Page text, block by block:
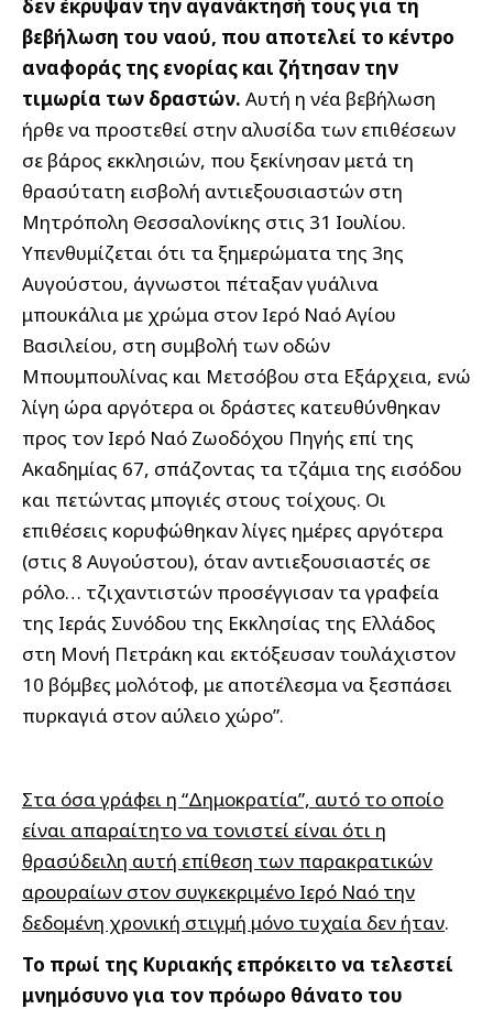
δεν έκρυψαν την αγανάκτησή τους για τη
βεβήλωση του ναού, που αποτελεί το κέντρο
αναφοράς της ενορίας και ζήτησαν την
τιμωρία των δραστών. Αυτή η νέα βεβήλωση
ήρθε να προστεθεί στην αλυσίδα των επιθέσεων
σε βάρος εκκλησιών, που ξεκίνησαν μετά τη
θρασύτατη εισβολή αντιεξουσιαστών στη
Μητρόπολη Θεσσαλονίκης στις 31 Ιουλίου.
Υπενθυμίζεται ότι τα ξημερώματα της 3ης
Αυγούστου, άγνωστοι πέταξαν γυάλινα
μπουκάλια με χρώμα στον Ιερό Ναό Αγίου
Βασιλείου, στη συμβολή των οδών
Μπουμπουλίνας και Μετσόβου στα Εξάρχεια, ενώ
λίγη ώρα αργότερα οι δράστες κατευθύνθηκαν
προς τον Ιερό Ναό Ζωοδόχου Πηγής επί της
Ακαδημίας 67, σπάζοντας τα τζάμια της εισόδου
και πετώντας μπογιές στους τοίχους. Οι
επιθέσεις κορυφώθηκαν λίγες ημέρες αργότερα
(στις 8 Αυγούστου), όταν αντιεξουσιαστές σε
ρόλο… τζιχαντιστών προσέγγισαν τα γραφεία
της Ιεράς Συνόδου της Εκκλησίας της Ελλάδος
στη Μονή Πετράκη και εκτόξευσαν τουλάχιστον
10 βόμβες μολότοφ, με αποτέλεσμα να ξεσπάσει
πυρκαγιά στον αύλειο χώρο”.
Στα όσα γράφει η “Δημοκρατία”, αυτό το οποίο
είναι απαραίτητο να τονιστεί είναι ότι η
θρασύδειλη αυτή επίθεση των παρακρατικών
αρουραίων στον συγκεκριμένο Ιερό Ναό την
δεδομένη χρονική στιγμή μόνο τυχαία δεν ήταν.
Το πρωί της Κυριακής επρόκειτο να τελεστεί
μνημόσυνο για τον πρόωρο θάνατο του